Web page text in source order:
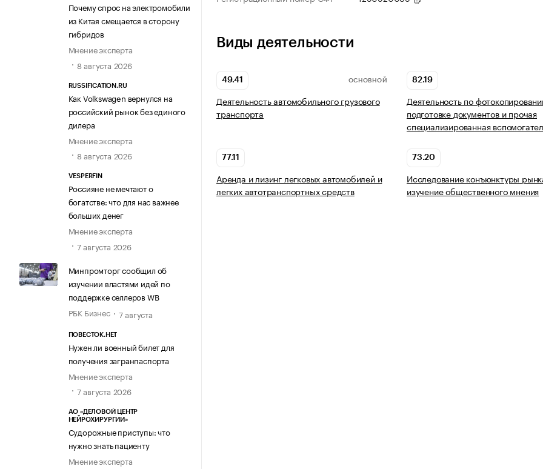
Почему спрос на электромобили
из Китая смещается в сторону
гибридов
Мнение эксперта
8 августа 2026
RUSSIFICATION.RU
Как Volkswagen вернулся на
российский рынок без единого
дилера
Мнение эксперта
8 августа 2026
VESPERFIN
Россияне не мечтают о
богатстве: что для нас важнее
больших денег
Мнение эксперта
7 августа 2026
Минпромторг сообщил об
изучении властями идей по
поддержке селлеров WB
РБК Бизнес
7 августа
ПОВЕСТОК.НЕТ
Нужен ли военный билет для
получения загранпаспорта
Мнение эксперта
7 августа 2026
АО «ДЕЛОВОЙ ЦЕНТР
НЕЙРОХИРУРГИИ»
Судорожные приступы: что
нужно знать пациенту
Мнение эксперта
Виды деятельности
49.41 ОСНОВНОЙ
Деятельность автомобильного грузового
транспорта
82.19
Деятельность по
подготовке документов и прочая
специализированная
77.11
Аренда и лизинг легковых автомобилей и
легких автотранспортных средств
73.20
Исследование конъюнктуры
изучение общественного мнения